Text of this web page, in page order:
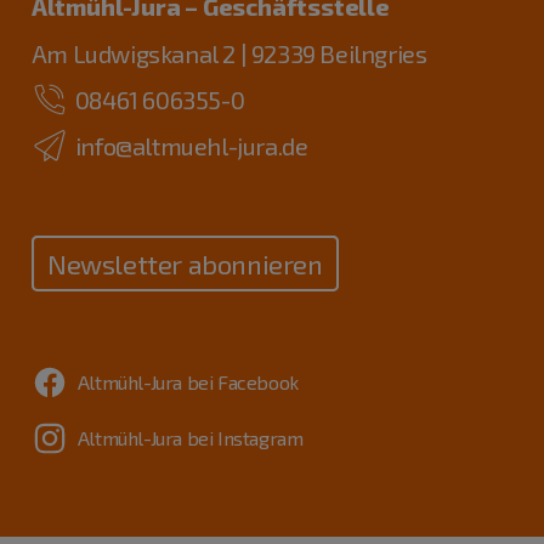
Altmühl-Jura – Geschäftsstelle
Am Ludwigskanal 2 | 92339 Beilngries
08461 606355-0
info@altmuehl-jura.de
Newsletter abonnieren
Altmühl-Jura bei Facebook
Altmühl-Jura bei Instagram